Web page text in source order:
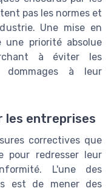
pas les normes et
Une mise en
priorité absolue
à éviter les
dommages à leur
les entreprises
correctives que
pour redresser leur
L'une des
est de mener des